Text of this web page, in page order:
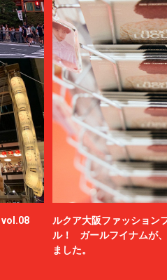
BEAMS PLUS
beautiful people
BED j.w. FORD
BEDWIN & THE HEARTBREAKERS
bemerkung
BERLUTI
BLACKBIRD
BlackEyePatch
BlackWeirdos
BLAHW
BLANC
Blanc YM
BOTTEGA VENETA
vol.08
ルクア大阪ファッション
ル！ ガールフイナムが
ました。